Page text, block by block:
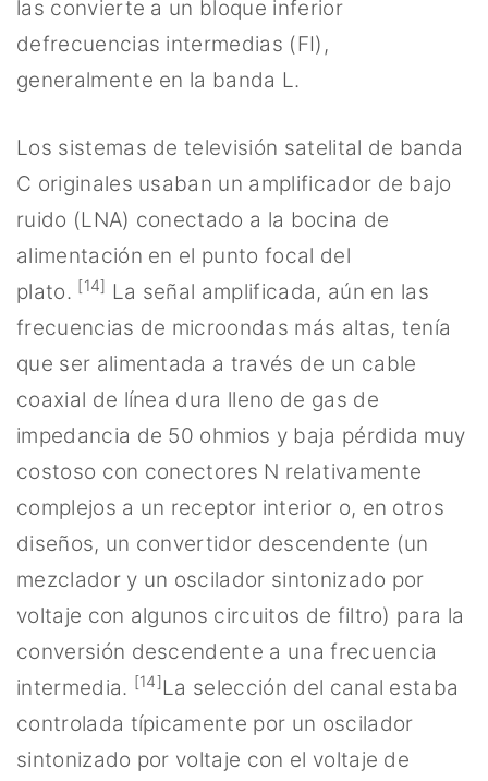
las convierte a un bloque inferior
defrecuencias intermedias (FI),
generalmente en la banda L.
Los sistemas de televisión satelital de banda
C originales usaban un amplificador de bajo
ruido (LNA) conectado a la bocina de
alimentación en el punto focal del
plato. [14] La señal amplificada, aún en las
frecuencias de microondas más altas, tenía
que ser alimentada a través de un cable
coaxial de línea dura lleno de gas de
impedancia de 50 ohmios y baja pérdida muy
costoso con conectores N relativamente
complejos a un receptor interior o, en otros
diseños, un convertidor descendente (un
mezclador y un oscilador sintonizado por
voltaje con algunos circuitos de filtro) para la
conversión descendente a una frecuencia
intermedia. [14]La selección del canal estaba
controlada típicamente por un oscilador
sintonizado por voltaje con el voltaje de